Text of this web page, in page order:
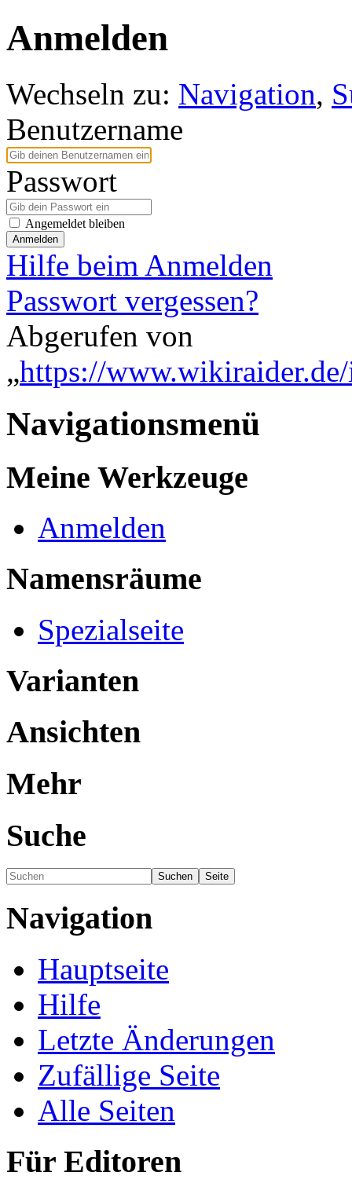
Anmelden
Wechseln zu: Navigation,
Benutzername
Passwort
Angemeldet bleiben
Anmelden
Hilfe beim Anmelden
Passwort vergessen?
Abgerufen von
„https://
Navigationsmenü
Meine Werkzeuge
Anmelden
Namensräume
Spezialseite
Varianten
Ansichten
Mehr
Suche
Navigation
Hauptseite
Hilfe
Letzte Änderungen
Zufällige Seite
Alle Seiten
Für Editoren